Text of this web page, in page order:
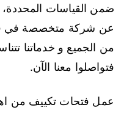
ضمن القياسات المحددة،
عن شركة متخصصة في قص
من الجميع و خدماتنا
فتواصلوا معنا الآن.
عمل فتحات تكييف من اهم